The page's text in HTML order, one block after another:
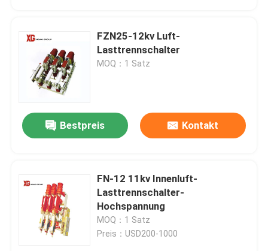
FZN25-12kv Luft-
Lasttrennschalter
MOQ：1 Satz
Bestpreis Kontakt
FN-12 11kv Innenluft-
Lasttrennschalter-
Hochspannung
MOQ：1 Satz
Preis：USD200-1000